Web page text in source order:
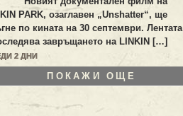
PARK, озаглавен „Unshatter“, ще
по кината на 30 септември. Лентата
завръщането наLINKIN […]
2 ДНИ
ПОКАЖИ ОЩЕ